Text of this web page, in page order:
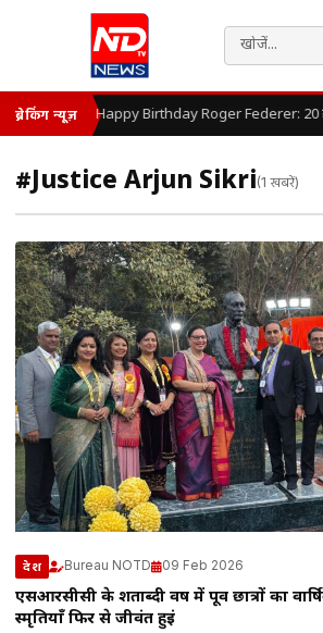
ब्रेकिंग न्यूज़ Happy Birthday Roger Federer: 20
#Justice Arjun Sikri(1 खबरें)
देश Bureau NOTD 09 Feb 2026
एसआरसीसी के शताब्दी वर्ष में पूर्व छात्रों का
स्मृतियाँ फिर से जीवंत हुईं